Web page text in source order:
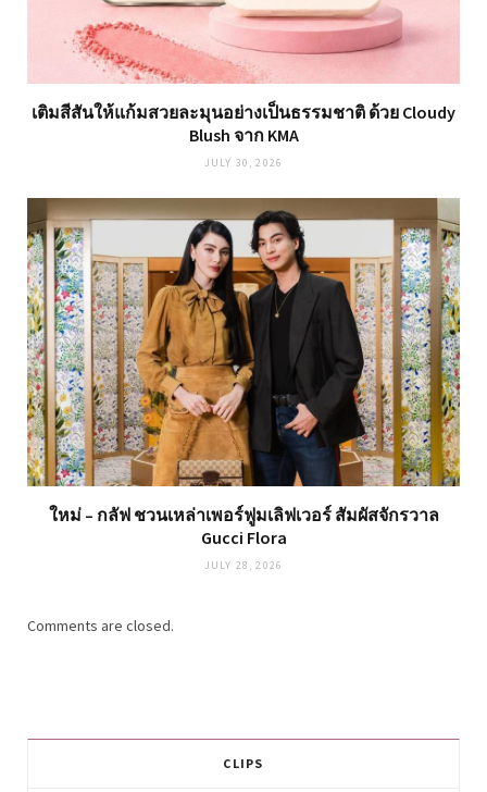
เติมสีสันให้แก้มสวยละมุนอย่างเป็นธรรมชาติ ด้วย Cloudy
Blush จาก KMA
JULY 30, 2026
ใหม่ – กลัฟ ชวนเหล่าเพอร์ฟูมเลิฟเวอร์ สัมผัสจักรวาล
Gucci Flora
JULY 28, 2026
Comments are closed.
CLIPS